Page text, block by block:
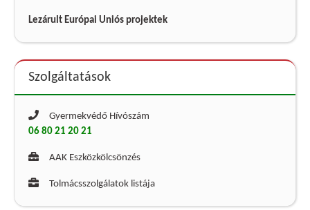
Lezárult Európai Uniós projektek
Szolgáltatások
Gyermekvédő Hívószám
06 80 21 20 21
AAK Eszközkölcsönzés
Tolmácsszolgálatok listája